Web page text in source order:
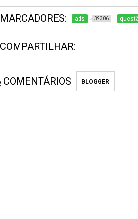
MARCADORES: ads 39306
COMPARTILHAR:
COMENTÁRIOS BLOGGER